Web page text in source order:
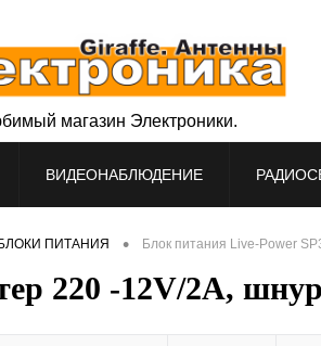
магазин Электроники.
ВИДЕОНАБЛЮДЕНИЕ
БЛОКИ ПИТАНИЯ • Блок питания Live-Power
220 -12V/2A,